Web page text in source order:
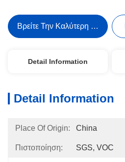
Βρείτε Την Καλύτερη Τιμή
Detail Information
Detail Information
Place Of Origin: China
Πιστοποίηση: SGS, VOC